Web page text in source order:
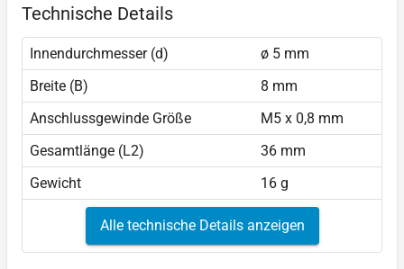
Technische Details
Innendurchmesser (d)
ø 5 mm
Breite (B)
8 mm
Anschlussgewinde Größe
M5 x 0,8 mm
Gesamtlänge (L2)
36 mm
Gewicht
16 g
Alle technische Details anzeigen